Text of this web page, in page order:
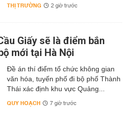
THỊ TRƯỜNG 2 giờ trước
Giấy sẽ là điểm bắn
mới tại Hà Nội
Đề án thí điểm tổ chức không gian
văn hóa, tuyến phố đi bộ phố Thành
Thái xác định khu vực Quảng...
QUY HOẠCH 7 giờ trước